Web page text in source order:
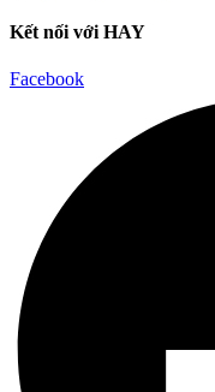
Kết nối với HAY
Facebook